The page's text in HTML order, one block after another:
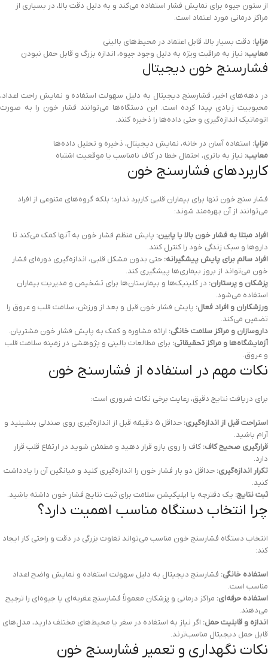
از ستون جیوه برای نمایش فشار استفاده می‌کند و به دلیل دقت بالا، در بسیاری از
مراکز درمانی مورد اعتماد است.
مزایا: دقت بسیار بالا، قابل اعتماد در محیط‌های بالینی
معایب: نیاز به مراقبت ویژه به دلیل وجود جیوه، اندازه بزرگ و قابل حمل نبودن
فشارسنج خون دیجیتال
در دهه‌های اخیر، فشارسنج دیجیتال به دلیل سهولت استفاده و نمایش راحت اعداد،
محبوبیت زیادی پیدا کرده است. این دستگاه‌ها می‌توانند فشار خون را به صورت
اتوماتیک اندازه‌گیری و حتی داده‌ها را ذخیره کنند.
مزایا: استفاده آسان در خانه، نمایش دیجیتال، ذخیره و تحلیل داده‌ها
معایب: نیاز به باتری، احتمال خطا در کاف نامناسب یا موقعیت اشتباه
کاربردهای فشارسنج خون
فشار سنج خون تنها برای بیماران قلبی کاربرد ندارد؛ بلکه گروه‌های متنوعی از افراد
می‌توانند از آن بهره‌مند شوند:
افراد مبتلا به فشار خون بالا یا پایین: پایش منظم فشار خون به آنها کمک می‌کند تا
داروها و سبک زندگی خود را کنترل کنند.
افراد سالم برای پایش پیشگیرانه: حتی بدون مشکل قلبی، اندازه‌گیری دوره‌ای فشار
خون می‌تواند از بروز بیماری‌ها پیشگیری کند.
پزشکان و پرستاران: در کلینیک‌ها و بیمارستان‌ها برای تشخیص و مدیریت بیماران
استفاده می‌شود.
ورزشکاران و افراد فعال: پایش فشار خون قبل و بعد از ورزش، سلامت قلب و عروق را
تضمین می‌کند.
داروسازان و مراکز سلامت خانگی: ارائه مشاوره و کمک به پایش فشار خون مشتریان.
آزمایشگاه‌ها و مراکز تحقیقاتی: برای مطالعات بالینی و پژوهشی در زمینه سلامت قلب
و عروق.
نکات مهم در استفاده از فشارسنج خون
برای دریافت نتایج دقیق، رعایت برخی نکات ضروری است:
استراحت قبل از اندازه‌گیری:
حداقل 5 دقیقه قبل از اندازه‌گیری روی صندلی بنشینید و
آرام باشید.
قرارگیری صحیح کاف: کاف را روی بازو قرار دهید و مطمئن شوید در ارتفاع قلب قرار
دارد.
تکرار اندازه‌گیری: حداقل دو بار فشار خون را اندازه‌گیری کنید و میانگین آن را یادداشت
کنید.
ثبت نتایج: یک دفترچه یا اپلیکیشن سلامت برای ثبت نتایج فشار خون داشته باشید.
چرا انتخاب دستگاه مناسب اهمیت دارد؟
انتخاب دستگاه فشارسنج خون مناسب می‌تواند تفاوت بزرگی در دقت و راحتی کار ایجاد
کند:
استفاده خانگی: فشارسنج دیجیتال به دلیل سهولت استفاده و نمایش واضح اعداد
مناسب است.
استفاده حرفه‌ای: مراکز درمانی و پزشکان معمولاً فشارسنج عقربه‌ای یا جیوه‌ای را ترجیح
می‌دهند.
اندازه و قابلیت حمل: اگر نیاز به استفاده در سفر یا محیط‌های مختلف دارید، مدل‌های
قابل حمل دیجیتال مناسب‌ترند.
نکات نگهداری و تعمیر فشارسنج خون